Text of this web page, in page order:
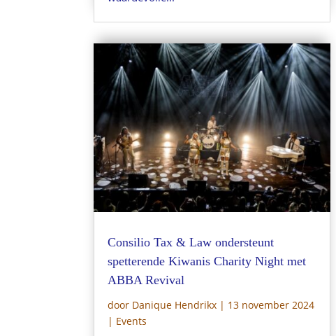
Consilio Tax & Law ondersteunt
spetterende Kiwanis Charity Night met
ABBA Revival
door Danique Hendrikx | 13 november 2024
| Events